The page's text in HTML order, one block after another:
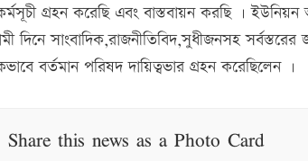
গ্রহন করেছি এবং বাস্তবায়ন করছি ।
দিনে সাংবাদিক,রাজনীতিবিদ,সুধীজনসহ
বর্তমান পরিষদ দায়িত্বভার গ্রহন করেছিলেন ।
Share this news as a Photo Card